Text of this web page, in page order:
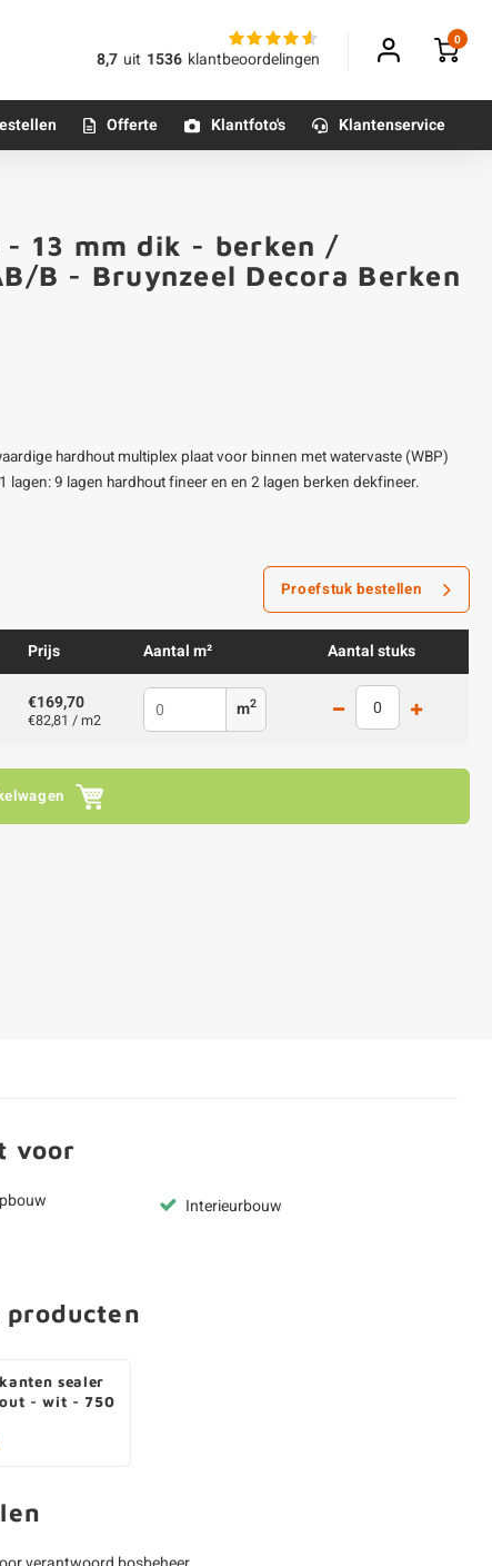
8,7 uit 1536 klantbeoordelingen
0
Betonmortels
Alle poten & onderstellen
Offerte Klantfoto's Klantenservice
13 mm dik - berken /
B - Bruynzeel Decora Berken
hardhout multiplex plaat voor binnen met watervaste (WBP)
9 lagen hardhout fineer en en 2 lagen berken dekfineer.
Proefstuk bestellen
Prijs Aantal m² Aantal stuks
€169,70
€82,81 / m2 m2
voor
Interieurbouw
sealer
- wit - 750